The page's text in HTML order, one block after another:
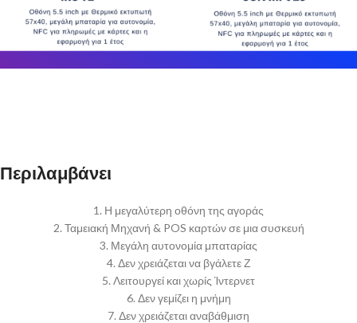
Περιλαμβάνει
1. Η μεγαλύτερη οθόνη της αγοράς
2. Ταμειακή Μηχανή & POS καρτών σε μια συσκευή
3. Μεγάλη αυτονομία μπαταρίας
4. Δεν χρειάζεται να βγάλετε Ζ
5. Λειτουργεί και χωρίς Ίντερνετ
6. Δεν γεμίζει η μνήμη
7. Δεν χρειάζεται αναβάθμιση